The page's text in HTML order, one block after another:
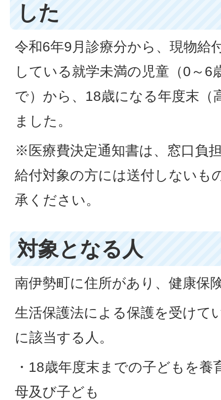
した
令和6年9月診療分から、現物給
している就学未満の児童（0～6
で）から、18歳になる年度末（
ました。
※医療費決定通知書は、窓口負
給付対象の方には送付しないも
承ください。
対象となる人
南伊勢町に住所があり、健康保
生活保護法による保護を受けて
に該当する人。
・18歳年度末までの子どもを
母及び子ども